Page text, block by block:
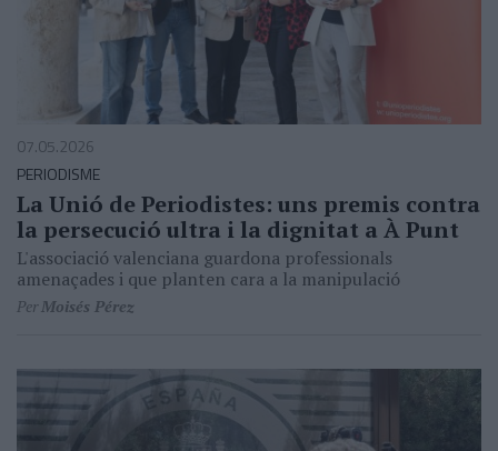
07.05.2026
PERIODISME
La Unió de Periodistes: uns premis contra
la persecució ultra i la dignitat a À Punt
L'associació valenciana guardona professionals
amenaçades i que planten cara a la manipulació
PerMoisés Pérez